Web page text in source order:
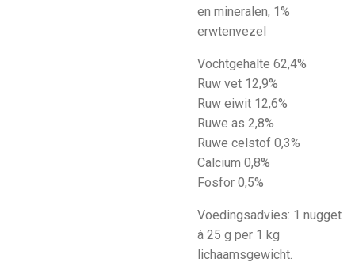
en mineralen, 1%
erwtenvezel
Vochtgehalte 62,4%
Ruw vet 12,9%
Ruw eiwit 12,6%
Ruwe as 2,8%
Ruwe celstof 0,3%
Calcium 0,8%
Fosfor 0,5%
Voedingsadvies: 1 nugget
à 25 g per 1 kg
lichaamsgewicht.